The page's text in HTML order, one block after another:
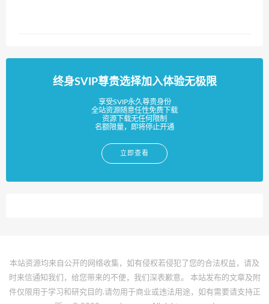
终身SVIP尊贵选择加入体验无极限
享受SVIP永久尊贵身份
全站资源随意任性免费下载
资源下载无任何限制
名额限量，即将停止开通
立即查看
本站资源均来自公开的网络收集，如有侵权若侵犯了您的合法权益，请及
时来信通知我们，给您带来的不便，我们深表歉意。 本站发布的文章及附
件仅限用于学习和研究目的.请勿用于商业或违法用途，如有需要请支持正